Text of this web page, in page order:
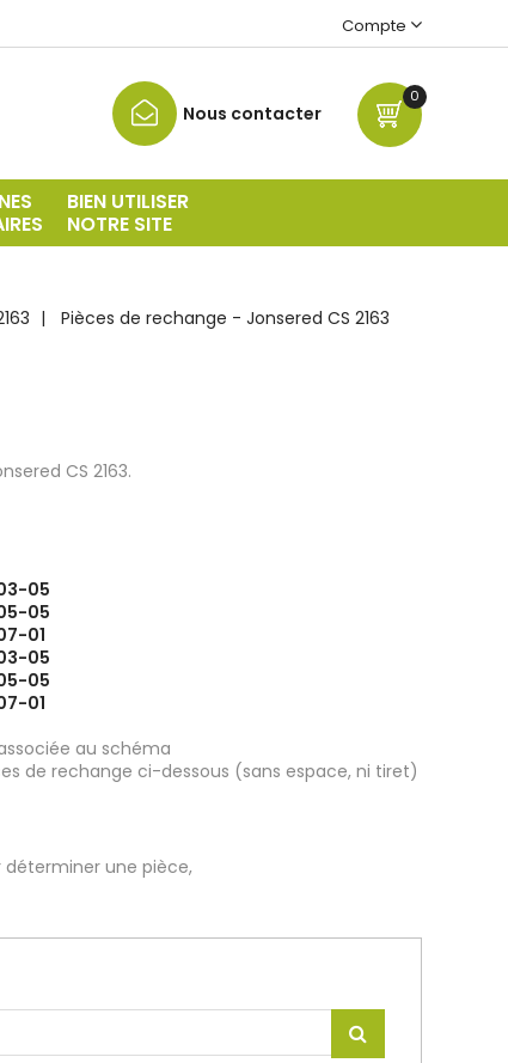
Compte
0
Nous contacter
BIEN UTILISER
NOTRE SITE
Pièces de rechange - Jonsered CS 2163
CS 2163.
05
05
01
05
05
01
au schéma
de rechange ci-dessous (sans espace, ni tiret)
une pièce,